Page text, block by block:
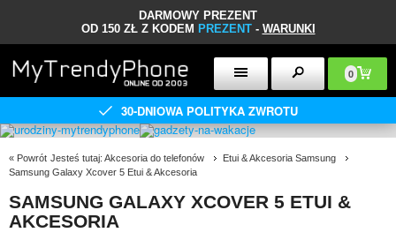
DARMOWY PREZENT
OD 150 ZŁ Z KODEM PREZENT- WARUNKI
0
30-DNIOWA POLITYKA ZWROTU
« Powrót Jesteś tutaj: Akcesoria do telefonów
Etui & Akcesoria Samsung
Samsung Galaxy Xcover 5 Etui & Akcesoria
SAMSUNG GALAXY XCOVER 5 ETUI &
AKCESORIA